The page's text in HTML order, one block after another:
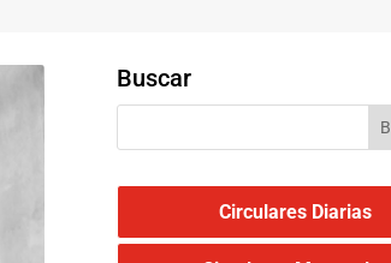
Buscar
Circulares Diarias